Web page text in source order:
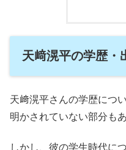
天﨑滉平の学歴・
天﨑滉平さんの学歴につ
明かされていない部分もあ
しかし、彼の学生時代に